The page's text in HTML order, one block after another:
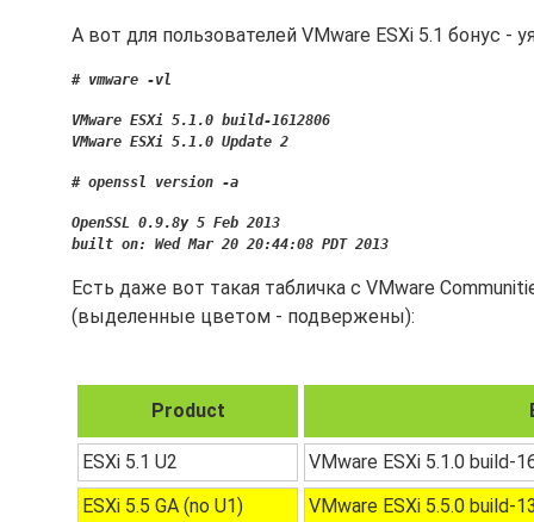
А вот для пользователей VMware ESXi 5.1 бонус -
# vmware -vl
VMware ESXi 5.1.0 build-1612806
VMware ESXi 5.1.0 Update 2
# openssl version -a
OpenSSL 0.9.8y 5 Feb 2013
built on: Wed Mar 20 20:44:08 PDT 2013
Есть даже вот такая табличка с VMware
(выделенные цветом - подвержены):
Product
ESXi 5.1 U2
VMware ESXi 5.1.0 build-
ESXi 5.5 GA (no U1)
VMware ESXi 5.5.0 build-